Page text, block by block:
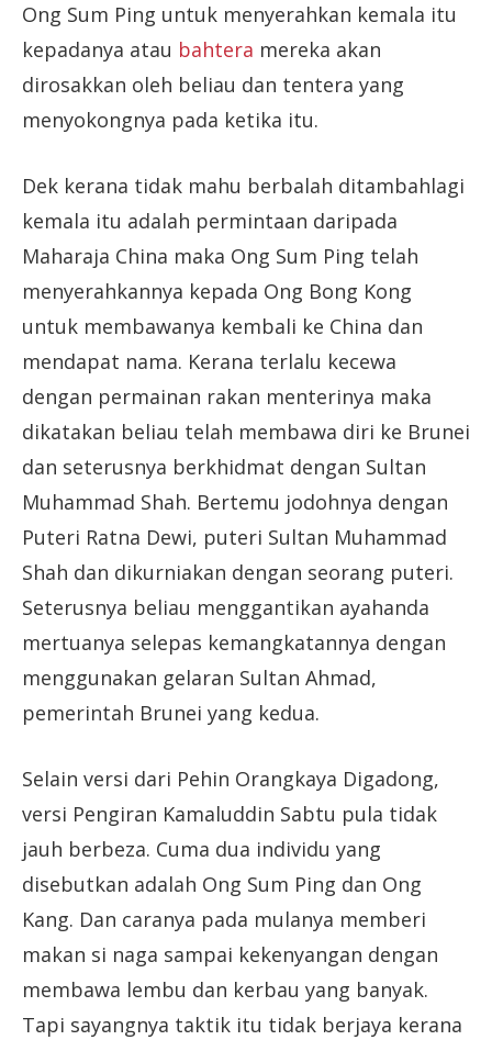
Ong Sum Ping untuk menyerahkan kemala itu
kepadanya atau bahtera mereka akan
dirosakkan oleh beliau dan tentera yang
menyokongnya pada ketika itu.
Dek kerana tidak mahu berbalah ditambahlagi
kemala itu adalah permintaan daripada
Maharaja China maka Ong Sum Ping telah
menyerahkannya kepada Ong Bong Kong
untuk membawanya kembali ke China dan
mendapat nama. Kerana terlalu kecewa
dengan permainan rakan menterinya maka
dikatakan beliau telah membawa diri ke Brunei
dan seterusnya berkhidmat dengan Sultan
Muhammad Shah. Bertemu jodohnya dengan
Puteri Ratna Dewi, puteri Sultan Muhammad
Shah dan dikurniakan dengan seorang puteri.
Seterusnya beliau menggantikan ayahanda
mertuanya selepas kemangkatannya dengan
menggunakan gelaran Sultan Ahmad,
pemerintah Brunei yang kedua.
Selain versi dari Pehin Orangkaya Digadong,
versi Pengiran Kamaluddin Sabtu pula tidak
jauh berbeza. Cuma dua individu yang
disebutkan adalah Ong Sum Ping dan Ong
Kang. Dan caranya pada mulanya memberi
makan si naga sampai kekenyangan dengan
membawa lembu dan kerbau yang banyak.
Tapi sayangnya taktik itu tidak berjaya kerana